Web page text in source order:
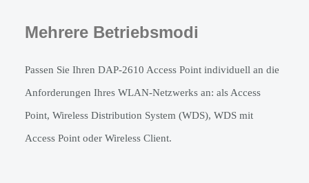
Mehrere Betriebsmodi
Passen Sie Ihren DAP-2610 Access Point individuell an die
Anforderungen Ihres WLAN-Netzwerks an: als Access
Point, Wireless Distribution System (WDS), WDS mit
Access Point oder Wireless Client.